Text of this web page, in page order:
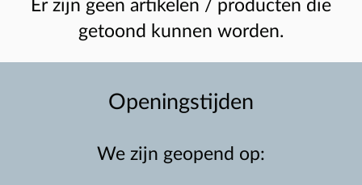
Er zijn geen artikelen / producten die
getoond kunnen worden.
Openingstijden
We zijn geopend op: